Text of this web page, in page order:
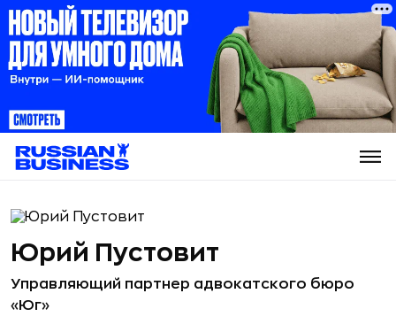
Юрий Пустовит
Управляющий партнер адвокатского бюро
«Юг»